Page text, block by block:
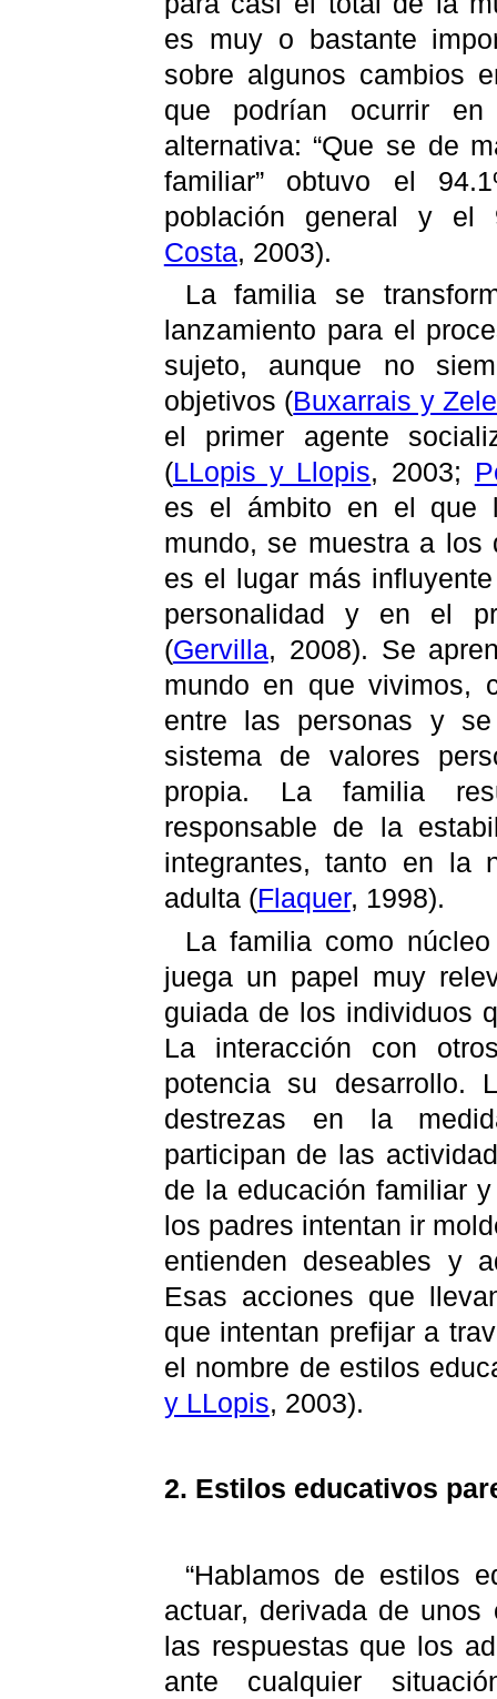
es muy o bastante
sobre algunos cambios
que podrían ocurrir
alternativa: “Que se de
familiar” obtuvo el
población general y
Costa, 2003).
La familia se
lanzamiento para el
sujeto, aunque no
objetivos (Buxarrais y
el primer agente
(LLopis y Llopis, 2003;
es el ámbito en el que
mundo, se muestra a
es el lugar más
personalidad y en el
(Gervilla, 2008). Se
mundo en que vivimos,
entre las personas y
sistema de valores
propia. La familia
responsable de la
integrantes, tanto en la
adulta (Flaquer, 1998).
La familia como
juega un papel muy
guiada de los individuos
La interacción con
potencia su desarrollo.
destrezas en la
participan de las
de la educación familiar
los padres intentan ir
entienden deseables y
Esas acciones que
que intentan prefijar a
el nombre de estilos
y LLopis, 2003).
2. Estilos educativos
“Hablamos de estilos
actuar, derivada de
las respuestas que los
ante cualquier